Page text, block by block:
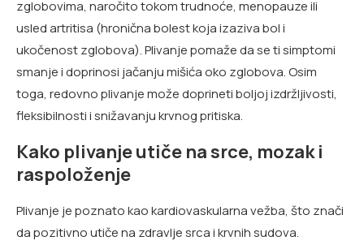
zglobovima, naročito tokom trudnoće, menopauze ili
usled artritisa (hronična bolest koja izaziva bol i
ukočenost zglobova). Plivanje pomaže da se ti simptomi
smanje i doprinosi jačanju mišića oko zglobova. Osim
toga, redovno plivanje može doprineti boljoj izdržljivosti,
fleksibilnosti i snižavanju krvnog pritiska.
Kako plivanje utiče na srce, mozak i
raspoloženje
Plivanje je poznato kao kardiovaskularna vežba, što znači
da pozitivno utiče na zdravlje srca i krvnih sudova.